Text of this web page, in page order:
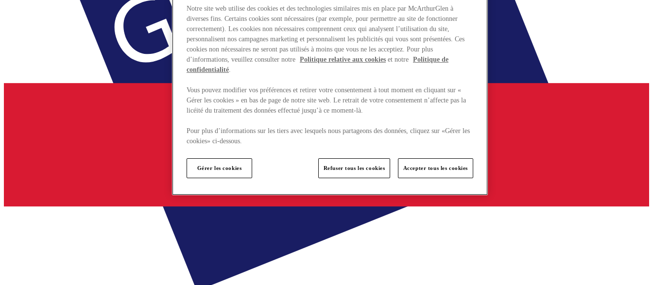
Notre site web utilise des cookies et des technologies similaires mis en place par McArthurGlen à
diverses fins. Certains cookies sont nécessaires (par exemple, pour permettre au site de fonctionner
correctement). Les cookies non nécessaires comprennent ceux qui analysent l’utilisation du site,
personnalisent nos campagnes marketing et personnalisent les publicités qui vous sont présentées. Ces
cookies non nécessaires ne seront pas utilisés à moins que vous ne les acceptiez. Pour plus
d’informations, veuillez consulter notre Politique relative aux cookies et notre Politique de
confidentialité.
Vous pouvez modifier vos préférences et retirer votre consentement à tout moment en cliquant sur «
Gérer les cookies » en bas de page de notre site web. Le retrait de votre consentement n’affecte pas la
licéité du traitement des données effectué jusqu’à ce moment-là.
Pour plus d’informations sur les tiers avec lesquels nous partageons des données, cliquez sur «Gérer les
cookies» ci-dessous.
Gérer les cookies Refuser tous les cookies Accepter tous les cookies